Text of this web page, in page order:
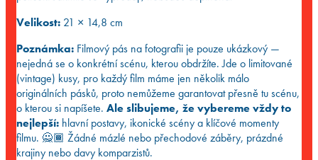
Velikost: 21 × 14,8 cm
Poznámka: Filmový pás na fotografii je pouze ukázkový —
nejedná se o konkrétní scénu, kterou obdržíte. Jde o limitované
(vintage) kusy, pro každý film máme jen několik málo
originálních pásků, proto nemůžeme garantovat přesně tu scénu,
o kterou si napíšete. Ale slibujeme, že vybereme vždy to
nejlepší: hlavní postavy, ikonické scény a klíčové momenty
filmu. 🙅🏾 Žádné mázlé nebo přechodové záběry, prázdné
krajiny nebo davy komparzistů.